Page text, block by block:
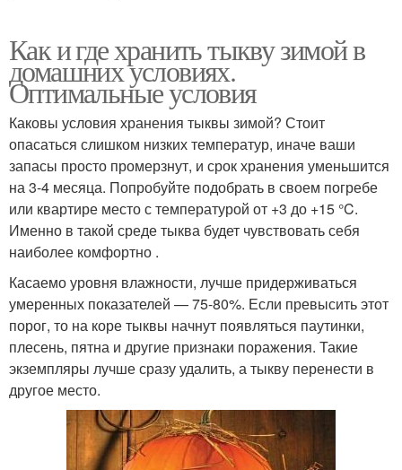
Как и где хранить тыкву зимой в
домашних условиях.
Оптимальные условия
Каковы условия хранения тыквы зимой? Стоит
опасаться слишком низких температур, иначе ваши
запасы просто промерзнут, и срок хранения уменьшится
на 3-4 месяца. Попробуйте подобрать в своем погребе
или квартире место с температурой от +3 до +15 °C.
Именно в такой среде тыква будет чувствовать себя
наиболее комфортно .
Касаемо уровня влажности, лучше придерживаться
умеренных показателей — 75-80%. Если превысить этот
порог, то на коре тыквы начнут появляться паутинки,
плесень, пятна и другие признаки поражения. Такие
экземпляры лучше сразу удалить, а тыкву перенести в
другое место.